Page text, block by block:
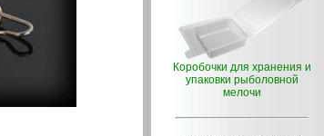
Коробочки для хранения и
упаковки рыболовной
мелочи